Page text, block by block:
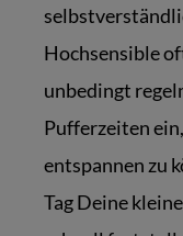
Hochsensible
unbedingt
Pufferzeiten
entspannen zu
Tag Deine